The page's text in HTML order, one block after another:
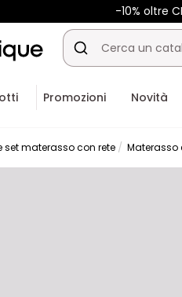
-10% oltre
Promozioni Novità
set materasso con rete Materasso